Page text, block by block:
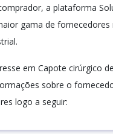
a plataforma
gama de fornecedores
em Capote cirúrgico
sobre o
logo a seguir: